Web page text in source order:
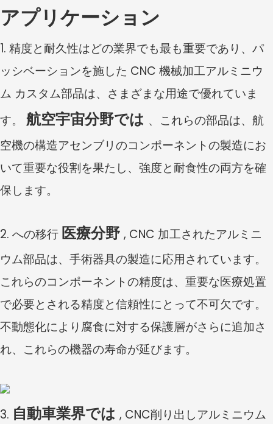
アプリケーション
1. 精度と耐久性はどの業界でも最も重要であり、パ
ッシベーションを施した CNC 機械加工アルミニウ
ム カスタム部品は、さまざまな用途で優れていま
す。 航空宇宙分野では 、これらの部品は、航
空機の構造アセンブリのコンポーネントの製造にお
いて重要な役割を果たし、強度と耐食性の両方を確
保します。
2. への移行 医療分野 , CNC 加工されたアルミニ
ウム部品は、手術器具の製造に応用されています。
これらのコンポーネントの精度は、重要な医療処置
で必要とされる精度と信頼性にとって不可欠です。
不動態化により腐食に対する保護層がさらに追加さ
れ、これらの機器の寿命が延びます。
3. 自動車業界では , CNC削り出しアルミニウム